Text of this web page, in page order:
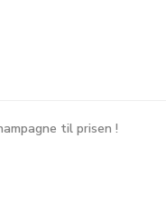
til prisen !